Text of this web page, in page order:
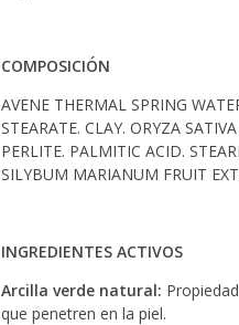
COMPOSICIÓN
AVENE THERMAL SPRING
STEARATE. CLAY. ORYZA
PERLITE. PALMITIC ACID.
SILYBUM MARIANUM FRUIT
INGREDIENTES ACTIVOS
Arcilla verde natural:
que penetren en la piel.